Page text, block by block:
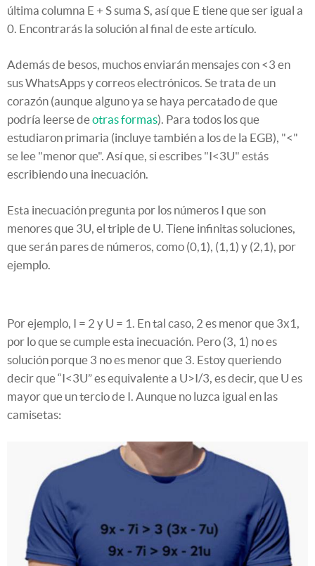
última columna E + S suma S, así que E tiene que ser igual a
0. Encontrarás la solución al final de este artículo.
Además de besos, muchos enviarán mensajes con <3 en
sus WhatsApps y correos electrónicos. Se trata de un
corazón (aunque alguno ya se haya percatado de que
podría leerse deotras formas). Para todos los que
estudiaron primaria (incluye también a los de la EGB), "<"
se lee "menor que". Así que, si escribes "I<3U" estás
escribiendo una inecuación.
Esta inecuación pregunta por los números I que son
menores que 3U, el triple de U. Tiene infinitas soluciones,
que serán pares de números, como (0,1), (1,1) y (2,1), por
ejemplo.
Por ejemplo, I = 2 y U = 1. En tal caso, 2 es menor que 3x1,
por lo que se cumple esta inecuación. Pero (3, 1) no es
solución porque 3 no es menor que 3. Estoy queriendo
decir que “I<3U” es equivalente a U>I/3, es decir, que U es
mayor que un tercio de I. Aunque no luzca igual en las
camisetas: